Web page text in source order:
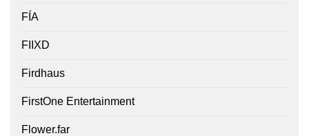
FÍA
FIIXD
Firdhaus
FirstOne Entertainment
Flower.far